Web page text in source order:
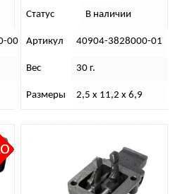
00
Статус В наличии
Артикул 40904-3828000-01
Вес 30 г.
Размеры 2,5 х 11,2 х 6,9